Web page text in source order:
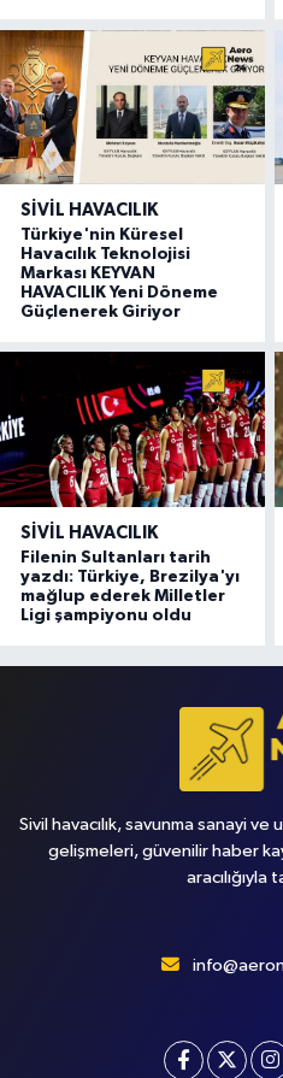
SIVIL HAVACILIK
Türkiye'nin Küresel
Havacılık Teknolojisi
Markası KEYVAN
HAVACILIK Yeni Döneme
Güçlenerek Giriyor
SIVIL HAVACILIK
Filenin Sultanları tarih
yazdı: Türkiye, Brezilya'yı
mağlup ederek Milletler
Ligi şampiyonu oldu
Sivil havacılık, savunma sanayi
gelişmeleri, güvenilir haber
aracılığıyla